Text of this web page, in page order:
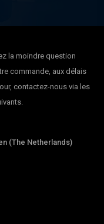
la moindre question
commande, aux délais
contactez-nous via les
(The Netherlands)